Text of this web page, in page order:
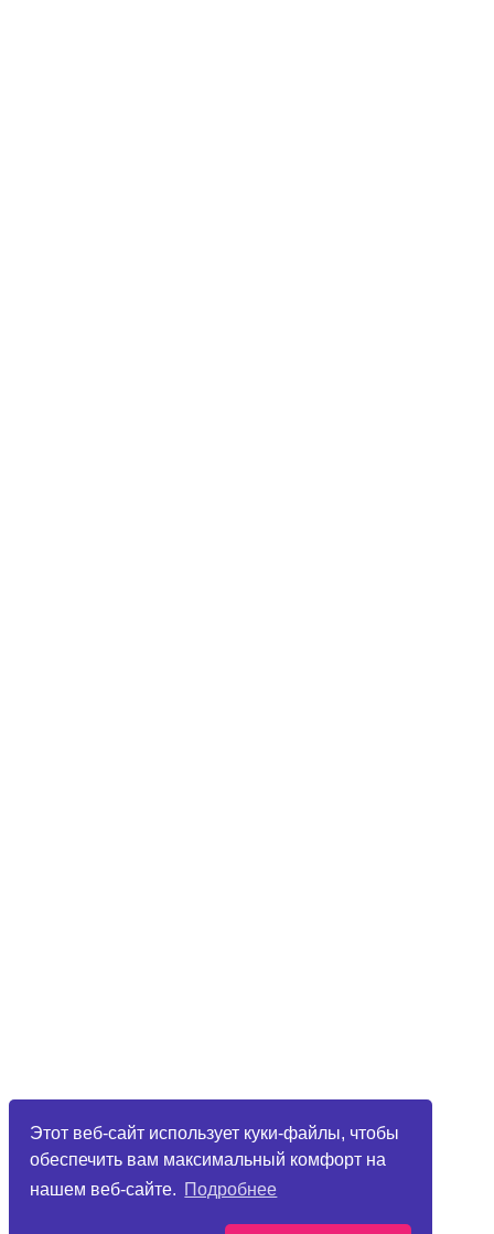
Этот веб-сайт использует куки-файлы, чтобы
обеспечить вам максимальный комфорт на
нашем веб-сайте. Подробнее